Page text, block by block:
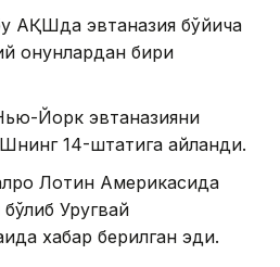
АҚШда эвтаназия бўйича
қонунлардан бири
Йорк эвтаназияни
14-штатига айланди.
Лотин Америкасида
Уругвай
хабар берилган эди.